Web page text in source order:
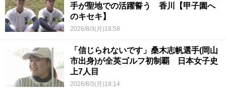
手が聖地での活躍誓う 香川【甲子園へ
のキセキ】
2026/8/3(月)18:58
「信じられないです」桑木志帆選手(岡山
市出身)が全英ゴルフ初制覇 日本女子史
上7人目
2026/8/3(月)18:14